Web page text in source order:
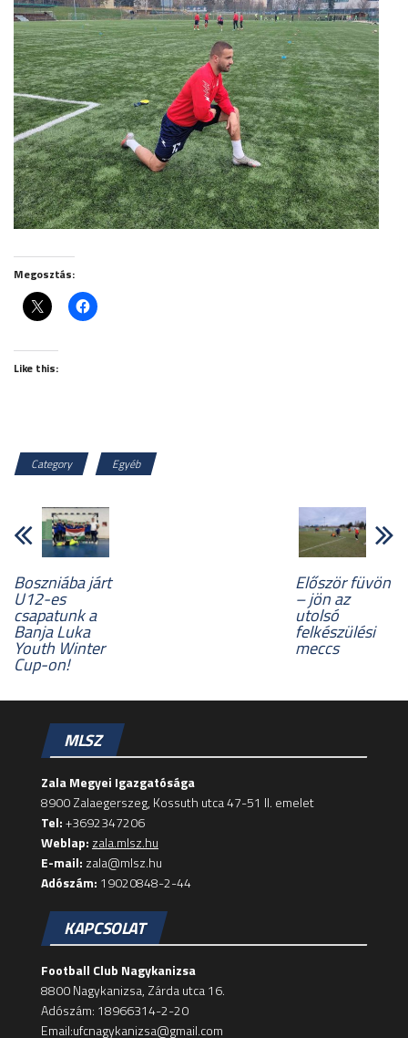
Megosztás:
Like this:
Category Egyéb
Boszniába járt
U12-es
csapatunk a
Banja Luka
Youth Winter
Cup-on!
Először füvön
– jön az
utolsó
felkészülési
meccs
MLSZ
Zala Megyei Igazgatósága
8900 Zalaegerszeg, Kossuth utca 47-51 II. emelet
Tel:+3692347206
Weblap: zala.mlsz.hu
E-mail: zala@mlsz.hu
Adószám: 19020848-2-44
KAPCSOLAT
Football Club Nagykanizsa
8800 Nagykanizsa, Zárda utca 16.
Adószám: 18966314-2-20
Email:ufcnagykanizsa@gmail.com